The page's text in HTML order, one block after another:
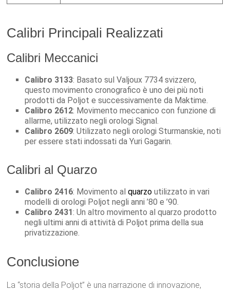
Calibri Principali Realizzati
Calibri Meccanici
Calibro 3133: Basato sul Valjoux 7734 svizzero,
questo movimento cronografico è uno dei più noti
prodotti da Poljot e successivamente da Maktime.
Calibro 2612: Movimento meccanico con funzione di
allarme, utilizzato negli orologi Signal.
Calibro 2609: Utilizzato negli orologi Sturmanskie, noti
per essere stati indossati da Yuri Gagarin.
Calibri al Quarzo
Calibro 2416: Movimento alquarzo utilizzato in vari
modelli di orologi Poljot negli anni ’80 e ’90.
Calibro 2431: Un altro movimento al quarzo prodotto
negli ultimi anni di attività di Poljot prima della sua
privatizzazione.
Conclusione
La “storia della Poljot” è una narrazione di innovazione,